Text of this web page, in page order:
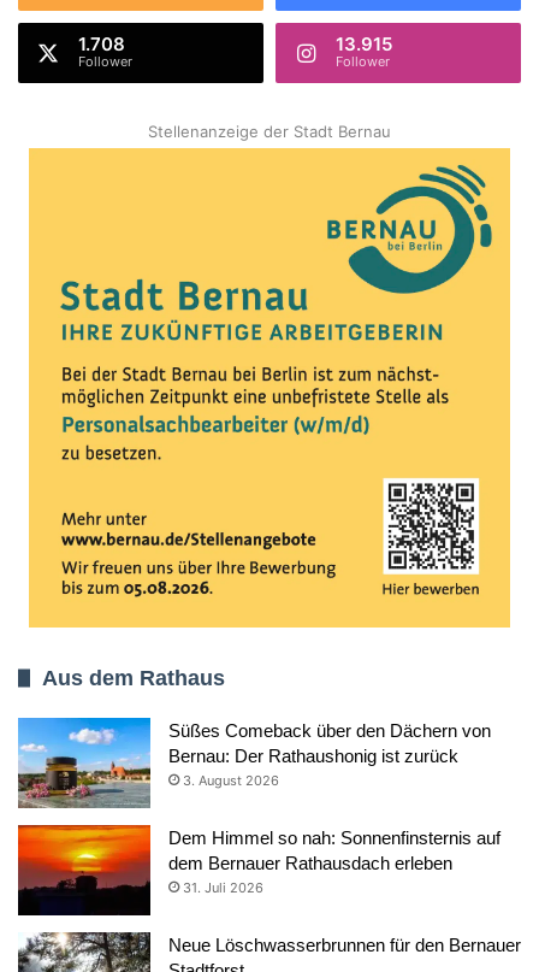
1.708
Follower
13.915
Follower
Stellenanzeige der Stadt Bernau
Aus dem Rathaus
Süßes Comeback über den Dächern von
Bernau: Der Rathaushonig ist zurück
3. August 2026
Dem Himmel so nah: Sonnenfinsternis auf
dem Bernauer Rathausdach erleben
31. Juli 2026
Neue Löschwasserbrunnen für den Bernauer